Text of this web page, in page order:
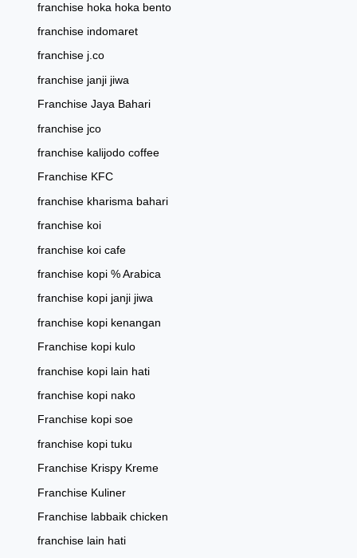
franchise hoka hoka bento
franchise indomaret
franchise j.co
franchise janji jiwa
Franchise Jaya Bahari
franchise jco
franchise kalijodo coffee
Franchise KFC
franchise kharisma bahari
franchise koi
franchise koi cafe
franchise kopi % Arabica
franchise kopi janji jiwa
franchise kopi kenangan
Franchise kopi kulo
franchise kopi lain hati
franchise kopi nako
Franchise kopi soe
franchise kopi tuku
Franchise Krispy Kreme
Franchise Kuliner
Franchise labbaik chicken
franchise lain hati